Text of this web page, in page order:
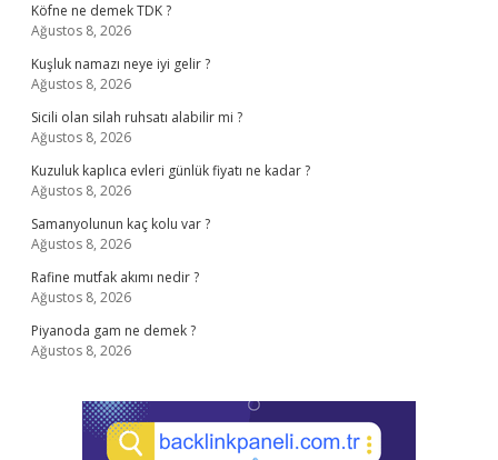
Köfne ne demek TDK ?
Ağustos 8, 2026
Kuşluk namazı neye iyi gelir ?
Ağustos 8, 2026
Sicili olan silah ruhsatı alabilir mi ?
Ağustos 8, 2026
Kuzuluk kaplıca evleri günlük fiyatı ne kadar ?
Ağustos 8, 2026
Samanyolunun kaç kolu var ?
Ağustos 8, 2026
Rafine mutfak akımı nedir ?
Ağustos 8, 2026
Piyanoda gam ne demek ?
Ağustos 8, 2026